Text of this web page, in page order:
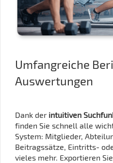
Umfangreiche
Auswertungen
Dank der intuitiven
finden Sie schnell alle
System: Mitglieder,
Beitragssätze, Eintritts-
vieles mehr. Exportieren